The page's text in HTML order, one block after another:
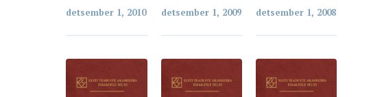
detsember 1, 2010 detsember 1, 2009 detsember 1, 2008